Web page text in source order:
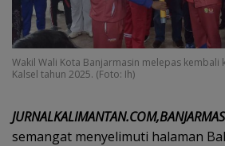
Wakil Wali Kota Banjarmasin melepas
Kalsel tahun 2025. (Foto: Ih)
semangat menyelimuti halaman